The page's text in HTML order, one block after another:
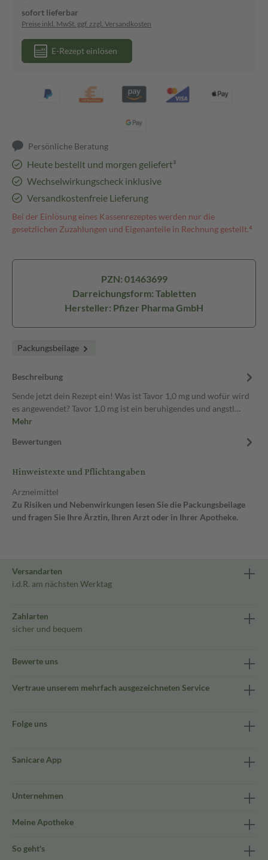
sofort lieferbar
Preise inkl. MwSt. ggf. zzgl. Versandkosten
E-Rezept einlösen
Persönliche Beratung
Heute bestellt und morgen geliefert³
Wechselwirkungscheck inklusive
Versandkostenfreie Lieferung
Bei der Einlösung eines Kassenrezeptes werden nur die
gesetzlichen Zuzahlungen und Eigenanteile in Rechnung gestellt.⁴
PZN: 01463699
Darreichungsform: Tabletten
Hersteller: Pfizer Pharma GmbH
Packungsbeilage
Beschreibung
Sende jetzt dein Rezept ein! Was ist Tavor 1,0 mg und wofür wird
es angewendet? Tavor 1,0 mg ist ein beruhigendes und angstl…
Mehr
Bewertungen
Hinweistexte und Pflichtangaben
Arzneimittel
Zu Risiken und Nebenwirkungen lesen Sie die Packungsbeilage
und fragen Sie Ihre Ärztin, Ihren Arzt oder in Ihrer Apotheke.
Versandarten
i.d.R. am nächsten Werktag
Zahlarten
sicher und bequem
Bewerte uns
Vertraue unserem mehrfach ausgezeichneten Service
Folge uns
Sanicare App
Unternehmen
Meine Apotheke
So geht's